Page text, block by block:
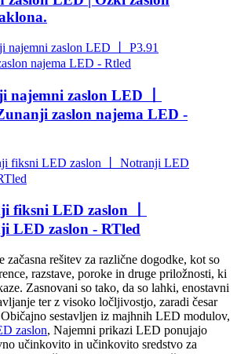
najemni zaslon LED 丨
zaslon najema LED -
fiksni LED zaslon 丨
LED zaslon - RTled
začasna rešitev za različne dogodke, kot so
razstave, poroke in druge priložnosti, ki
Zasnovani so tako, da so lahki, enostavni
ter z visoko ločljivostjo, zaradi česar
sestavljen iz majhnih LED modulov,
zaslon, Najemni prikazi LED ponujajo
učinkovito in učinkovito sredstvo za